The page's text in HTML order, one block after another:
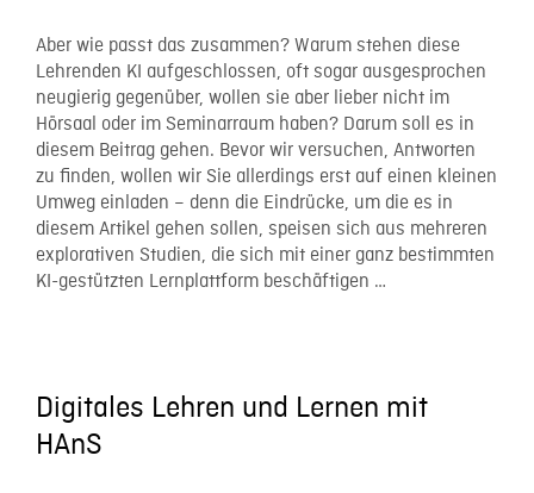
Aber wie passt das zusammen? Warum stehen diese
Lehrenden KI aufgeschlossen, oft sogar ausgesprochen
neugierig gegenüber, wollen sie aber lieber nicht im
Hörsaal oder im Seminarraum haben? Darum soll es in
diesem Beitrag gehen. Bevor wir versuchen, Antworten
zu finden, wollen wir Sie allerdings erst auf einen kleinen
Umweg einladen – denn die Eindrücke, um die es in
diesem Artikel gehen sollen, speisen sich aus mehreren
explorativen Studien, die sich mit einer ganz bestimmten
KI-gestützten Lernplattform beschäftigen …
Digitales Lehren und Lernen mit
HAnS